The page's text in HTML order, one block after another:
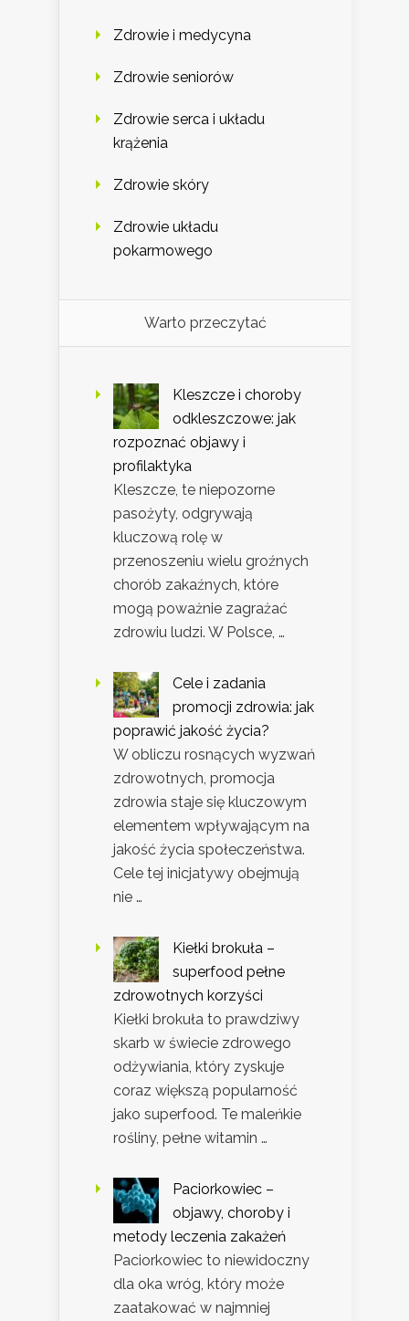
Zdrowie i medycyna
Zdrowie seniorów
Zdrowie serca i układu
krążenia
Zdrowie skóry
Zdrowie układu
pokarmowego
Warto przeczytać
Kleszcze i choroby
odkleszczowe: jak
rozpoznać objawy i
profilaktyka
Kleszcze, te niepozorne
pasożyty, odgrywają
kluczową rolę w
przenoszeniu wielu groźnych
chorób zakaźnych, które
mogą poważnie zagrażać
zdrowiu ludzi. W Polsce, …
Cele i zadania
promocji zdrowia: jak
poprawić jakość życia?
W obliczu rosnących wyzwań
zdrowotnych, promocja
zdrowia staje się kluczowym
elementem wpływającym na
jakość życia społeczeństwa.
Cele tej inicjatywy obejmują
nie …
Kiełki brokuła –
superfood pełne
zdrowotnych korzyści
Kiełki brokuła to prawdziwy
skarb w świecie zdrowego
odżywiania, który zyskuje
coraz większą popularność
jako superfood. Te maleńkie
rośliny, pełne witamin …
Paciorkowiec –
objawy, choroby i
metody leczenia zakażeń
Paciorkowiec to niewidoczny
dla oka wróg, który może
zaatakować w najmniej